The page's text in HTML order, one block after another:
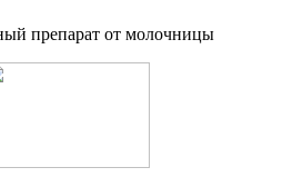
препарат от молочницы